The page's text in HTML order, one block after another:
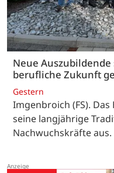
Neue
berufliche Zukunft
Gestern
Imgenbroich (FS). Das
seine langjährige
Nachwuchskräfte aus.